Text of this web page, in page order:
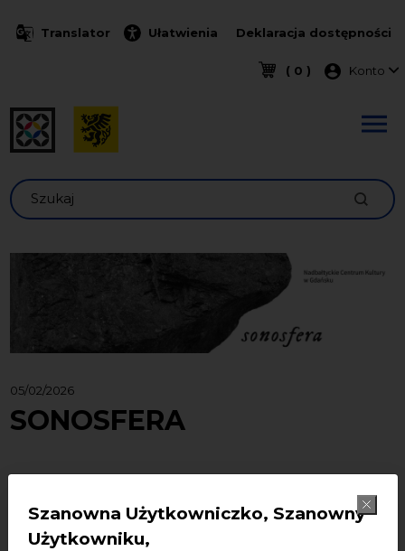
Szanowna Użytkowniczko, Szanowny
Użytkowniku,
Translator Ułatwienia Deklaracja dostępności
( 0 ) Menu
Konto
Szukaj
05/02/2026
SONOSFERA
poświęconyekologii audialnejoraz interakcji człowieka
z jego środowiskiem dźwiękowym.